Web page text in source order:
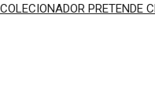
COLECIONADOR PRETENDE